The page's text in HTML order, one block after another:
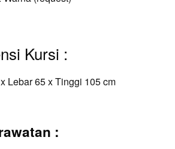
Kursi :
Lebar 65 x Tinggi 105 cm
: